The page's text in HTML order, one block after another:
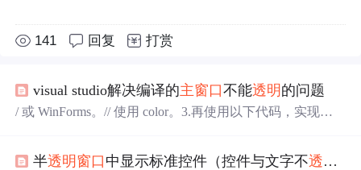
141 回复 打赏
visual studio解决编译的主窗口不能透明 的问题
/ 或 WinForms。// 使用 color。3.再使用以下代码，实现透
半透明 窗口 中显示标准控件（控件与文字不透明